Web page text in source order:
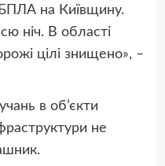
на Київщину.
ніч. В області
цілі знищено», –
в об’єкти
не